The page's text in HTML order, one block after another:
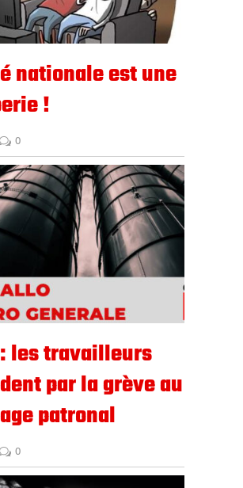
nationale est une
!
0
les travailleurs
par la grève au
patronal
0